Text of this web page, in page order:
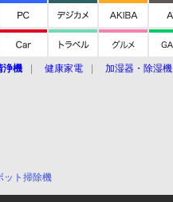
浄機 健康家電 加湿器・除湿機
ット掃除機